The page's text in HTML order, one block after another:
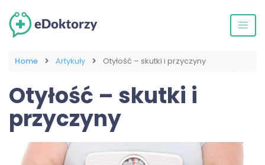
Home Artykuły Otyłość – skutki i przyczyny
Otyłość – skutki i
przyczyny